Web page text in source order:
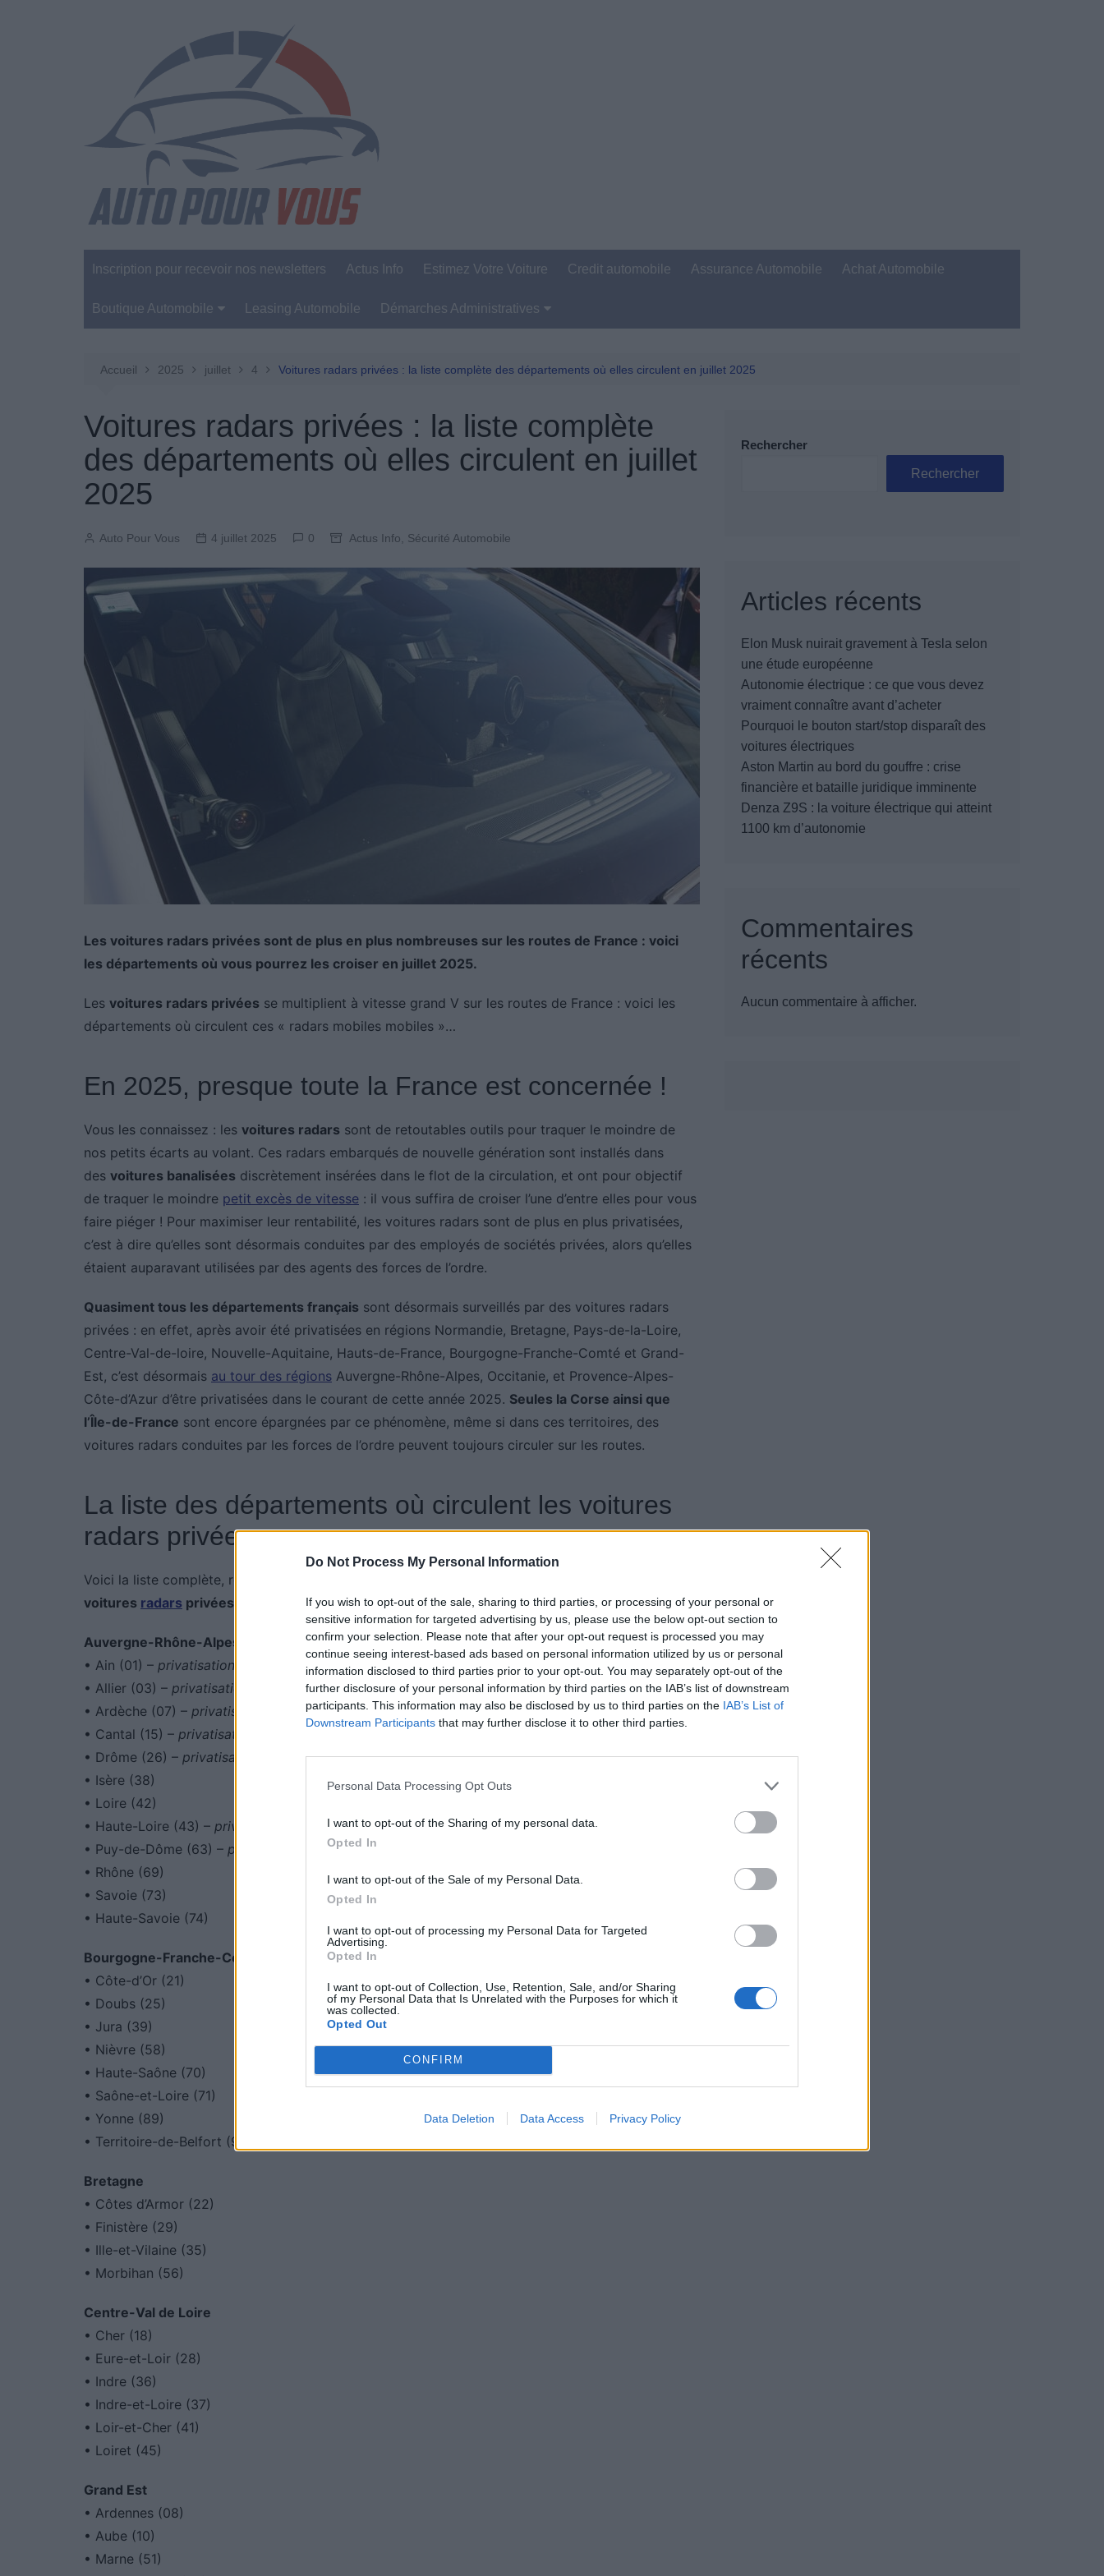
Do Not Process My Personal Information
If you wish to opt-out of the sale, sharing to third parties, or processing of your personal or
sensitive information for targeted advertising by us, please use the below opt-out section to
confirm your selection. Please note that after your opt-out request is processed you may
continue seeing interest-based ads based on personal information utilized by us or personal
information disclosed to third parties prior to your opt-out. You may separately opt-out of the
further disclosure of your personal information by third parties on the IAB’s list of downstream
participants. This information may also be disclosed by us to third parties on the IAB’s List of
Downstream Participants that may further disclose it to other third parties.
Personal Data Processing Opt Outs
I want to opt-out of the Sharing of my personal data.
Opted In
I want to opt-out of the Sale of my Personal Data.
Opted In
I want to opt-out of processing my Personal Data for Targeted
Advertising.
Opted In
I want to opt-out of Collection, Use, Retention, Sale, and/or Sharing
of my Personal Data that Is Unrelated with the Purposes for which it
was collected.
Opted Out
CONFIRM
Data Deletion Data Access Privacy Policy
Inscription pour recevoir nos newsletters Actus Info Estimez Votre Voiture Credit automobile Assurance Automobile Achat Automobile
Boutique Automobile
Entretien Automobile
Produits Boutique
Leasing Automobile Démarches Administratives
Permis De Conduire
Accueil 2025 juillet 4 Voitures radars privées : la liste complète des départements où elles circulent en juillet 2025
Voitures radars privées : la liste complète
des départements où elles circulent en juillet
2025
Auto Pour Vous 4 juillet 2025 0 Actus Info, Sécurité Automobile
Les voitures radars privées sont de plus en plus nombreuses sur les routes de France : voici
les départements où vous pourrez les croiser en juillet 2025.
Les voitures radars privées se multiplient à vitesse grand V sur les routes de France : voici les
départements où circulent ces « radars mobiles mobiles »…
En 2025, presque toute la France est concernée !
Vous les connaissez : les voitures radars sont de retoutables outils pour traquer le moindre de
nos petits écarts au volant. Ces radars embarqués de nouvelle génération sont installés dans
des voitures banalisées discrètement insérées dans le flot de la circulation, et ont pour objectif
de traquer le moindre petit excès de vitesse : il vous suffira de croiser l’une d’entre elles pour vous
faire piéger ! Pour maximiser leur rentabilité, les voitures radars sont de plus en plus privatisées,
c’est à dire qu’elles sont désormais conduites par des employés de sociétés privées, alors qu’elles
étaient auparavant utilisées par des agents des forces de l’ordre.
Quasiment tous les départements français sont désormais surveillés par des voitures radars
privées : en effet, après avoir été privatisées en régions Normandie, Bretagne, Pays-de-la-Loire,
Centre-Val-de-loire, Nouvelle-Aquitaine, Hauts-de-France, Bourgogne-Franche-Comté et Grand-
Est, c’est désormais au tour des régions Auvergne-Rhône-Alpes, Occitanie, et Provence-Alpes-
Côte-d’Azur d’être privatisées dans le courant de cette année 2025. Seules la Corse ainsi que
l’Île-de-France sont encore épargnées par ce phénomène, même si dans ces territoires, des
voitures radars conduites par les forces de l’ordre peuvent toujours circuler sur les routes.
La liste des départements où circulent les voitures
radars privées
Voici la liste complète, région par région, des
voitures radars privées
Auvergne-Rhône-Alpes
• Ain (01) – privatisation depuis juillet 2025
• Allier (03) – privatisation depuis mai 2025
• Ardèche (07) – privatisation depuis juin 2025
• Cantal (15) – privatisation depuis juin 2025
• Drôme (26) – privatisation en août 2025
• Isère (38)
• Loire (42)
• Haute-Loire (43) – privatisation en octobre 2025
• Puy-de-Dôme (63) – privatisation en octobre 2025
• Rhône (69)
• Savoie (73)
• Haute-Savoie (74)
Bourgogne-Franche-Comté
• Côte-d’Or (21)
• Doubs (25)
• Jura (39)
• Nièvre (58)
• Haute-Saône (70)
• Saône-et-Loire (71)
• Yonne (89)
• Territoire-de-Belfort (90)
Bretagne
• Côtes d’Armor (22)
• Finistère (29)
• Ille-et-Vilaine (35)
• Morbihan (56)
Centre-Val de Loire
• Cher (18)
• Eure-et-Loir (28)
• Indre (36)
• Indre-et-Loire (37)
• Loir-et-Cher (41)
• Loiret (45)
Grand Est
• Ardennes (08)
• Aube (10)
• Marne (51)
Rechercher
Rechercher
Articles récents
Elon Musk nuirait gravement à Tesla selon
une étude européenne
Autonomie électrique : ce que vous devez
vraiment connaître avant d’acheter
Pourquoi le bouton start/stop disparaît des
voitures électriques
Aston Martin au bord du gouffre : crise
financière et bataille juridique imminente
Denza Z9S : la voiture électrique qui atteint
1100 km d’autonomie
Commentaires
récents
Aucun commentaire à afficher.